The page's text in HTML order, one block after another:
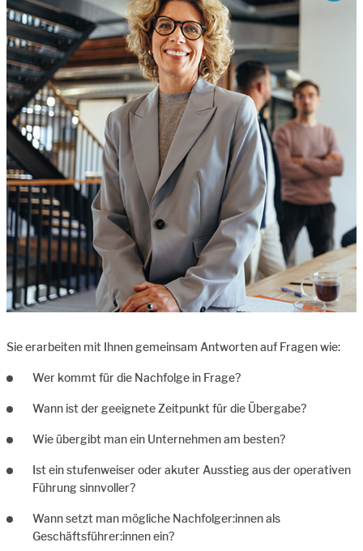
Sie erarbeiten mit Ihnen gemeinsam Antworten auf Fragen wie:
Wer kommt für die Nachfolge in Frage?
Wann ist der geeignete Zeitpunkt für die Übergabe?
Wie übergibt man ein Unternehmen am besten?
Ist ein stufenweiser oder akuter Ausstieg aus der operativen
Führung sinnvoller?
Wann setzt man mögliche Nachfolger:innen als
Geschäftsführer:innen ein?